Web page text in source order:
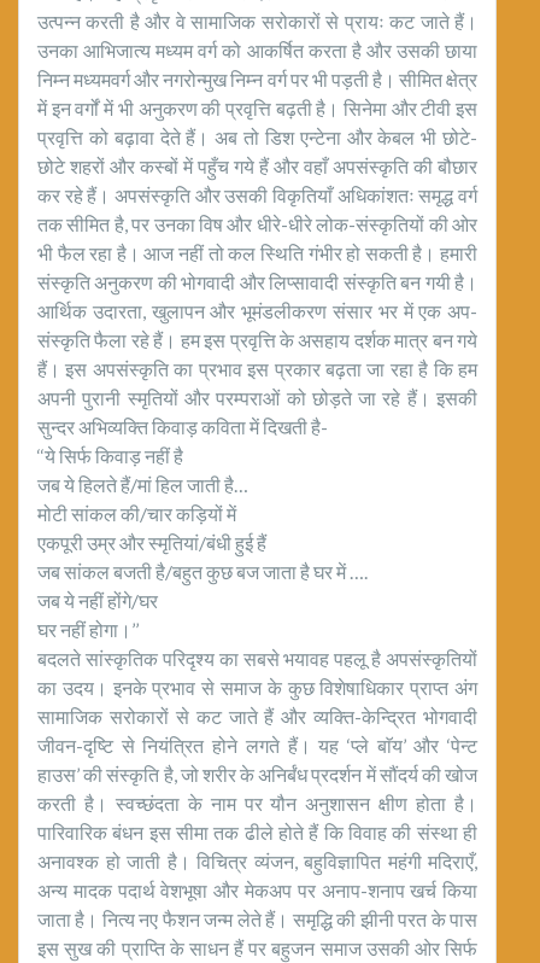
उत्पन्न करती है और वे सामाजिक सरोकारों से प्रायः कट जाते हैं।
उनका आभिजात्य मध्यम वर्ग को आकर्षित करता है और उसकी छाया
निम्न मध्यमवर्ग और नगरोन्मुख निम्न वर्ग पर भी पड़ती है। सीमित क्षेत्र
में इन वर्गों में भी अनुकरण की प्रवृत्ति बढ़ती है। सिनेमा और टीवी इस
प्रवृत्ति को बढ़ावा देते हैं। अब तो डिश एन्टेना और केबल भी छोटे-
छोटे शहरों और कस्बों में पहुँच गये हैं और वहाँ अपसंस्कृति की बौछार
कर रहे हैं। अपसंस्कृति और उसकी विकृतियाँ अधिकांशतः समृद्ध वर्ग
तक सीमित है, पर उनका विष और धीरे-धीरे लोक-संस्कृतियों की ओर
भी फैल रहा है। आज नहीं तो कल स्थिति गंभीर हो सकती है। हमारी
संस्कृति अनुकरण की भोगवादी और लिप्सावादी संस्कृति बन गयी है।
आर्थिक उदारता, खुलापन और भूमंडलीकरण संसार भर में एक अप-
संस्कृति फैला रहे हैं। हम इस प्रवृत्ति के असहाय दर्शक मात्र बन गये
हैं। इस अपसंस्कृति का प्रभाव इस प्रकार बढ़ता जा रहा है कि हम
अपनी पुरानी स्मृतियों और परम्पराओं को छोड़ते जा रहे हैं। इसकी
सुन्दर अभिव्यक्ति किवाड़ कविता में दिखती है-
‘‘ये सिर्फ किवाड़ नहीं है
जब ये हिलते हैं/मां हिल जाती है…
मोटी सांकल की/चार कड़ियों में
एकपूरी उम्र और स्मृतियां/बंधी हुई हैं
जब सांकल बजती है/बहुत कुछ बज जाता है घर में ….
जब ये नहीं होंगे/घर
घर नहीं होगा।’’
बदलते सांस्कृतिक परिदृश्य का सबसे भयावह पहलू है अपसंस्कृतियों
का उदय। इनके प्रभाव से समाज के कुछ विशेषाधिकार प्राप्त अंग
सामाजिक सरोकारों से कट जाते हैं और व्यक्ति-केन्द्रित भोगवादी
जीवन-दृष्टि से नियंत्रित होने लगते हैं। यह ‘प्ले बाॅय’ और ‘पेन्ट
हाउस’ की संस्कृति है, जो शरीर के अनिर्बंध प्रदर्शन में सौंदर्य की खोज
करती है। स्वच्छंदता के नाम पर यौन अनुशासन क्षीण होता है।
पारिवारिक बंधन इस सीमा तक ढीले होते हैं कि विवाह की संस्था ही
अनावश्क हो जाती है। विचित्र व्यंजन, बहुविज्ञापित महंगी मदिराएँ,
अन्य मादक पदार्थ वेशभूषा और मेकअप पर अनाप-शनाप खर्च किया
जाता है। नित्य नए फैशन जन्म लेते हैं। समृद्धि की झीनी परत के पास
इस सुख की प्राप्ति के साधन हैं पर बहुजन समाज उसकी ओर सिर्फ